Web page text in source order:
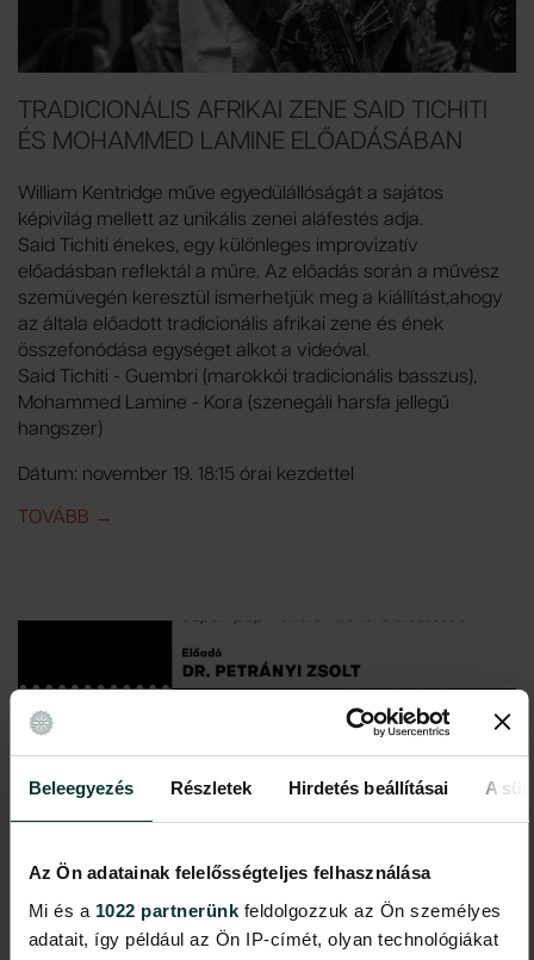
Beleegyezés Részletek Hirdetés beállításai A
Az Ön adatainak felelősségteljes felhasználása
Mi és a 1022 partnerünkfeldolgozzuk az Ön személyes
adatait, így például az Ön IP-címét, olyan technológiákat
TRADICIONÁLIS AFRIKAI ZENE SAID TICHITI
ÉS MOHAMMED LAMINE ELŐADÁSÁBAN
William Kentridge műve egyedülállóságát a sajátos
képivilág mellett az unikális zenei aláfestés adja.
Said Tichiti énekes, egy különleges improvizatív
előadásban reflektál a műre. Az előadás során a művész
szemüvegén keresztül ismerhetjük meg a kiállítást,ahogy
az általa előadott tradicionális afrikai zene és ének
összefonódása egységet alkot a videóval.
Said Tichiti - Guembri (marokkói tradicionális basszus),
Mohammed Lamine - Kora (szenegáli harsfa jellegű
hangszer)
Dátum: november 19. 18:15 órai kezdettel
TOVÁBB IDE: TRADICIONÁLIS AFRIKAI ZENE SAID TICHITI
→